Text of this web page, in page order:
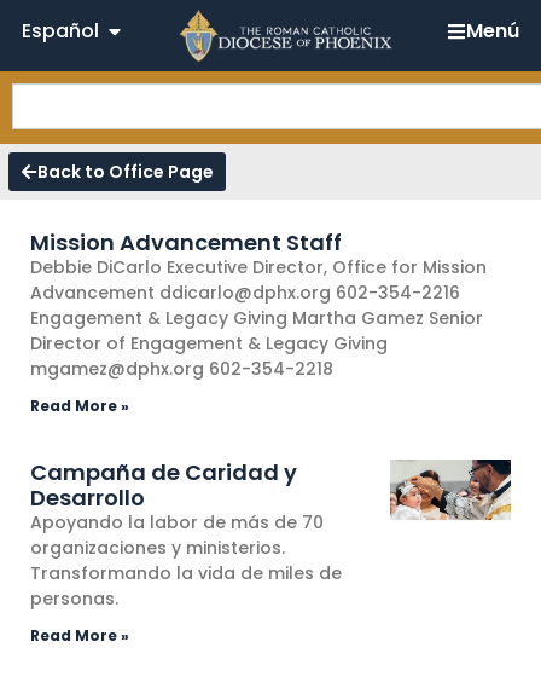
Español Menú
Back to Office Page
Mission Advancement Staff
Debbie DiCarlo Executive Director, Office for Mission
Advancement ddicarlo@dphx.org 602-354-2216
Engagement & Legacy Giving Martha Gamez Senior
Director of Engagement & Legacy Giving
mgamez@dphx.org 602-354-2218
Read More »
Campaña de Caridad y
Desarrollo
Apoyando la labor de más de 70
organizaciones y ministerios.
Transformando la vida de miles de
personas.
Read More »